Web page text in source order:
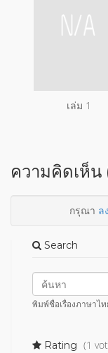
เล่ม 1
ความคิดเห็น
กรุณา ล
Search
พิมพ์ชื่อเรื่องภาษาไ
Rating (1